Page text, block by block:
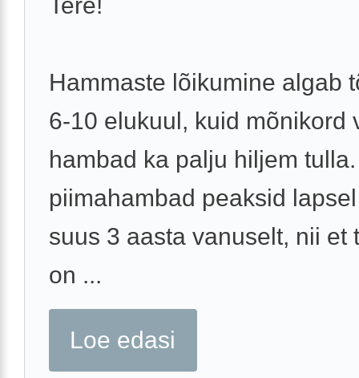
Hammaste lõikumine algab
6-10 elukuul, kuid mõnikord
hambad ka palju hiljem
piimahambad peaksid
suus 3 aasta vanuselt, nii et
on ...
Loe edasi